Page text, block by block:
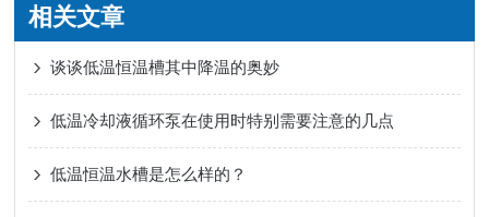
相关文章
谈谈低温恒温槽其中降温的奥妙
低温冷却液循环泵在使用时特别需要注意的几点
低温恒温水槽是怎么样的？